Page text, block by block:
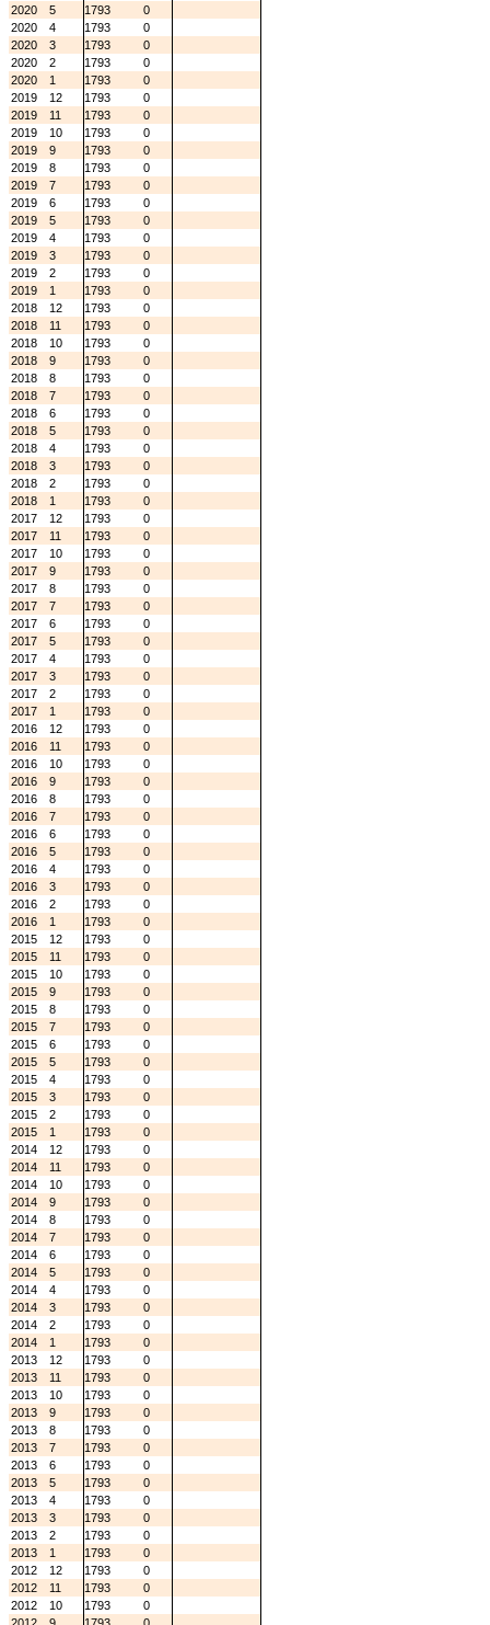
2020
5 1793
0
2020
4 1793
0
2020
3 1793
0
2020
2 1793
0
2020
1 1793
0
2019
12 1793
0
2019
11 1793
0
2019
10 1793
0
2019
9 1793
0
2019
8 1793
0
2019
7 1793
0
2019
6 1793
0
2019
5 1793
0
2019
4 1793
0
2019
3 1793
0
2019
2 1793
0
2019
1 1793
0
2018
12 1793
0
2018
11 1793
0
2018
10 1793
0
2018
9 1793
0
2018
8 1793
0
2018
7 1793
0
2018
6 1793
0
2018
5 1793
0
2018
4 1793
0
2018
3 1793
0
2018
2 1793
0
2018
1 1793
0
2017
12 1793
0
2017
11 1793
0
2017
10 1793
0
2017
9 1793
0
2017
8 1793
0
2017
7 1793
0
2017
6 1793
0
2017
5 1793
0
2017
4 1793
0
2017
3 1793
0
2017
2 1793
0
2017
1 1793
0
2016
12 1793
0
2016
11 1793
0
2016
10 1793
0
2016
9 1793
0
2016
8 1793
0
2016
7 1793
0
2016
6 1793
0
2016
5 1793
0
2016
4 1793
0
2016
3 1793
0
2016
2 1793
0
2016
1 1793
0
2015
12 1793
0
2015
11 1793
0
2015
10 1793
0
2015
9 1793
0
2015
8 1793
0
2015
7 1793
0
2015
6 1793
0
2015
5 1793
0
2015
4 1793
0
2015
3 1793
0
2015
2 1793
0
2015
1 1793
0
2014
12 1793
0
2014
11 1793
0
2014
10 1793
0
2014
9 1793
0
2014
8 1793
0
2014
7 1793
0
2014
6 1793
0
2014
5 1793
0
2014
4 1793
0
2014
3 1793
0
2014
2 1793
0
2014
1 1793
0
2013
12 1793
0
2013
11 1793
0
2013
10 1793
0
2013
9 1793
0
2013
8 1793
0
2013
7 1793
0
2013
6 1793
0
2013
5 1793
0
2013
4 1793
0
2013
3 1793
0
2013
2 1793
0
2013
1 1793
0
2012
12 1793
0
2012
11 1793
0
2012
10 1793
0